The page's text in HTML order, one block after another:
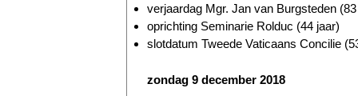
verjaardag Mgr. Jan van Burgsteden
oprichting Seminarie Rolduc (44 jaar)
slotdatum Tweede Vaticaans Concilie
zondag 9 december 2018